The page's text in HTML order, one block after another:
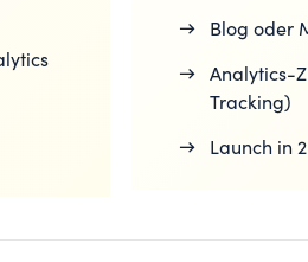
→ Blog oder
→
Analytics-
Tracking)
→ Launch in